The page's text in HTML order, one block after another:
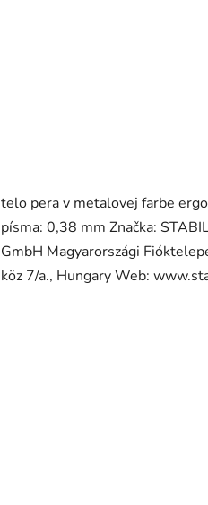
telo pera v metalovej farbe
písma: 0,38 mm Značka:
GmbH Magyarországi
köz 7/a., Hungary Web: